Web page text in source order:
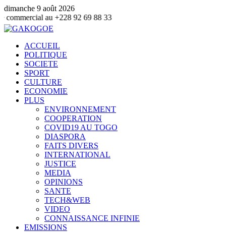
dimanche 9 août 2026
+228 92 69 88 33
ACCUEIL
POLITIQUE
SOCIETE
SPORT
CULTURE
ECONOMIE
PLUS
ENVIRONNEMENT
COOPERATION
COVID19 AU TOGO
DIASPORA
FAITS DIVERS
INTERNATIONAL
JUSTICE
MEDIA
OPINIONS
SANTE
TECH&WEB
VIDEO
CONNAISSANCE INFINIE
EMISSIONS